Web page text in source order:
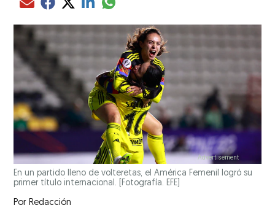
Compartir el artículo actual mediante Email
Compartir el artículo actual mediante Facebook
Compartir el artículo actual mediante Twitter
Compartir el artículo actual mediante LinkedIn
Compartir el artículo actual mediante
En un partido lleno de volteretas, el América Femenil logró su
primer título internacional. [Fotografía. EFE]
Por Redacción